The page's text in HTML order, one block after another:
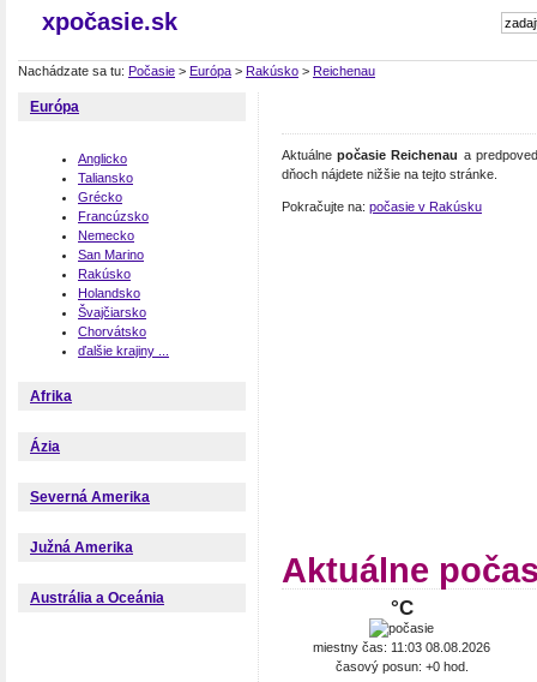
xpočasie.sk
Nachádzate sa tu: Počasie > Európa > Rakúsko > Reichenau
Európa
Anglicko
Taliansko
Grécko
Francúzsko
Nemecko
San Marino
Rakúsko
Holandsko
Švajčiarsko
Chorvátsko
ďalšie krajiny ...
Afrika
Ázia
Severná Amerika
Južná Amerika
Austrália a Oceánia
Aktuálnepočasie Reichenau a
dňoch nájdete nižšie na tejto stránke.
Pokračujte na: počasie v Rakúsku
Aktuálne
°C
miestny čas: 11:03 08.08.2026
časový posun: +0 hod.